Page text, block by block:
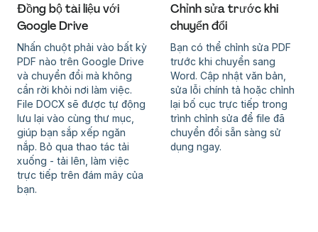
Đồng bộ tài liệu với
Google Drive
Nhấn chuột phải vào bất kỳ
PDF nào trên Google Drive
và chuyển đổi mà không
cần rời khỏi nơi làm việc.
File DOCX sẽ được tự động
lưu lại vào cùng thư mục,
giúp bạn sắp xếp ngăn
nắp. Bỏ qua thao tác tải
xuống - tải lên, làm việc
trực tiếp trên đám mây của
bạn.
Chỉnh sửa trước khi
chuyển đổi
Bạn có thể chỉnh sửa PDF
trước khi chuyển sang
Word. Cập nhật văn bản,
sửa lỗi chính tả hoặc chỉnh
lại bố cục trực tiếp trong
trình chỉnh sửa để file đã
chuyển đổi sẵn sàng sử
dụng ngay.